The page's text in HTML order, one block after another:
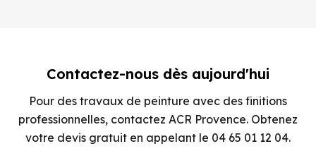
Contactez-nous dès aujourd'hui
Pour des travaux de peinture avec des finitions
professionnelles, contactez ACR Provence. Obtenez
votre devis gratuit en appelant le 04 65 01 12 04.